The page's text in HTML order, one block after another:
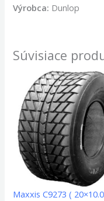
Výrobca: Dunlop
Súvisiace
Maxxis C9273 (